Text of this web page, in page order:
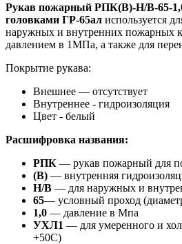
Рукав пожарный РПК(В)-Н/В-65-
головками ГР-65ал используется
наружных и внутренних пожарных
давлением в 1МПа, а также для
Покрытие рукава:
Внешнее — отсутствует
Внутреннее - гидроизоляция
Цвет - белый
Расшифровка названия:
РПК — рукав пожарный для
(В) — внутренняя
Н/В — для наружных и
65— условный проход
1,0 — давление в Мпа
УХЛ1 — для умеренного и
+50С)